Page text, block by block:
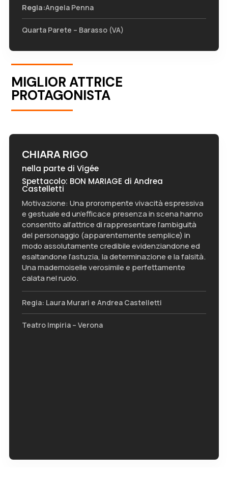
Regia:Angela Penna
Quarta Parete – Barasso (VA)
MIGLIOR ATTRICE
PROTAGONISTA
CHIARA RIGO
nella parte di Vigée
Spettacolo: BON MARIAGE di Andrea
Castelletti
Motivazione: Una prorompente vivacità espressiva
e gestuale ed un’efficace presenza in scena hanno
consentito all’attrice di rappresentare l’ambiguità
del personaggio (apparentemente semplice) in
modo assolutamente credibile evidenziandone ed
esaltandone l’astuzia, la determinazione e la falsità.
Una mademoiselle verosimile e perfettamente
calata nel ruolo.
Regia: Laura Murari e Andrea Castelletti
Teatro Impiria – Verona